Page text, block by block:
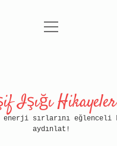
Gizlilik
menüyü
Işığı
enerji sırlarını eğlenceli
aydınlat!